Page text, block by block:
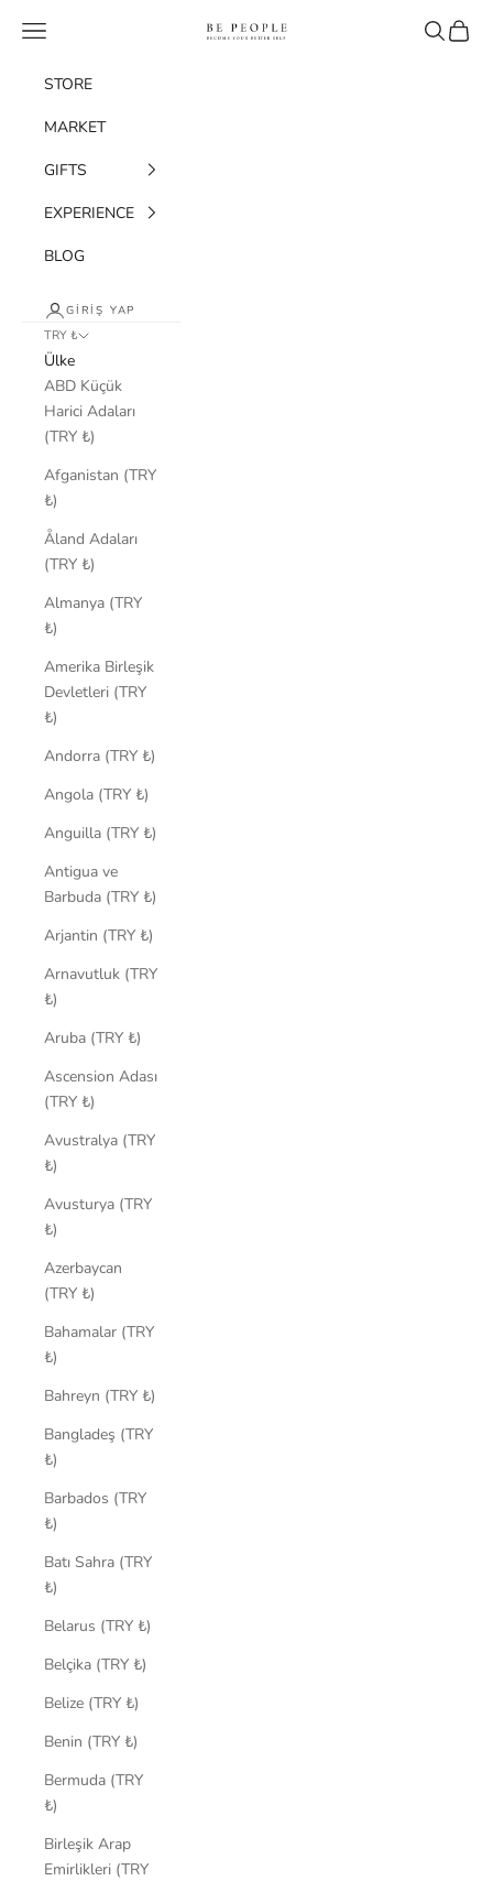
bepeople.co
Menü Ara Sepet
STORE
MARKET
GIFTS
EXPERIENCE
BLOG
GIRIŞ YAP
TRY ₺
Ülke
ABD Küçük
Harici Adaları
(TRY ₺)
Afganistan (TRY
₺)
Åland Adaları
(TRY ₺)
Almanya (TRY
₺)
Amerika Birleşik
Devletleri (TRY
₺)
Andorra (TRY ₺)
Angola (TRY ₺)
Anguilla (TRY ₺)
Antigua ve
Barbuda (TRY ₺)
Arjantin (TRY ₺)
Arnavutluk (TRY
₺)
Aruba (TRY ₺)
Ascension Adası
(TRY ₺)
Avustralya (TRY
₺)
Avusturya (TRY
₺)
Azerbaycan
(TRY ₺)
Bahamalar (TRY
₺)
Bahreyn (TRY ₺)
Bangladeş (TRY
₺)
Barbados (TRY
₺)
Batı Sahra (TRY
₺)
Belarus (TRY ₺)
Belçika (TRY ₺)
Belize (TRY ₺)
Benin (TRY ₺)
Bermuda (TRY
₺)
Birleşik Arap
Emirlikleri (TRY